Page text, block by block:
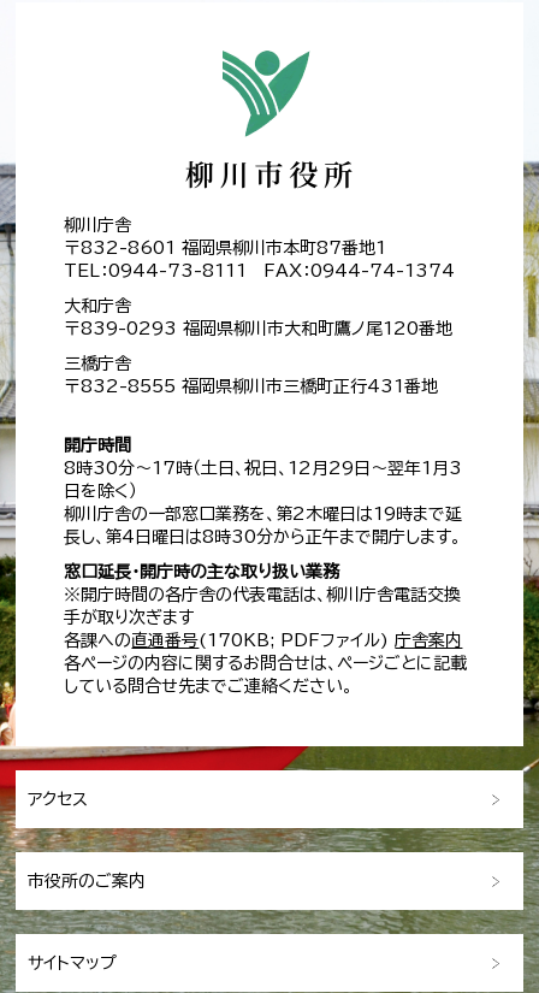
柳川庁舎
〒832-8601 福岡県柳川市本町87番地1
TEL：0944-73-8111 FAX：0944-74-1374
大和庁舎
〒839-0293 福岡県柳川市大和町鷹ノ尾120番地
三橋庁舎
〒832-8555 福岡県柳川市三橋町正行431番地
開庁時間
8時30分～17時（土日、祝日、12月29日～翌年1月3
日を除く）
柳川庁舎の一部窓口業務を、第2木曜日は19時まで延
長し、第4日曜日は8時30分から正午まで開庁します。
窓口延長・開庁時の主な取り扱い業務
※開庁時間の各庁舎の代表電話は、柳川庁舎電話交換
手が取り次ぎます
各課への直通番号(170KB; PDFファイル)庁舎案内
各ページの内容に関するお問合せは、ページごとに記載
している問合せ先までご連絡ください。
アクセス
市役所のご案内
サイトマップ